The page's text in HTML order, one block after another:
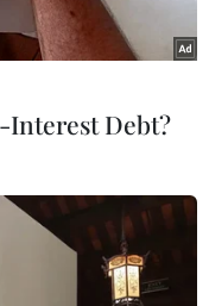
Bình
Quảng Bình
Interest Debt?